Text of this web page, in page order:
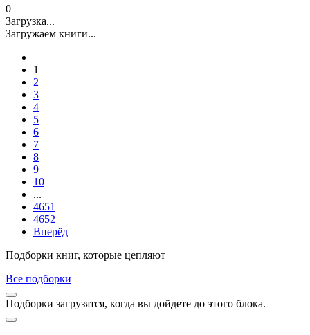
0
Загрузка...
Загружаем книги...
1
2
3
4
5
6
7
8
9
10
...
4651
4652
Вперёд
Подборки книг, которые цепляют
Все подборки
Подборки загрузятся, когда вы дойдете до этого блока.